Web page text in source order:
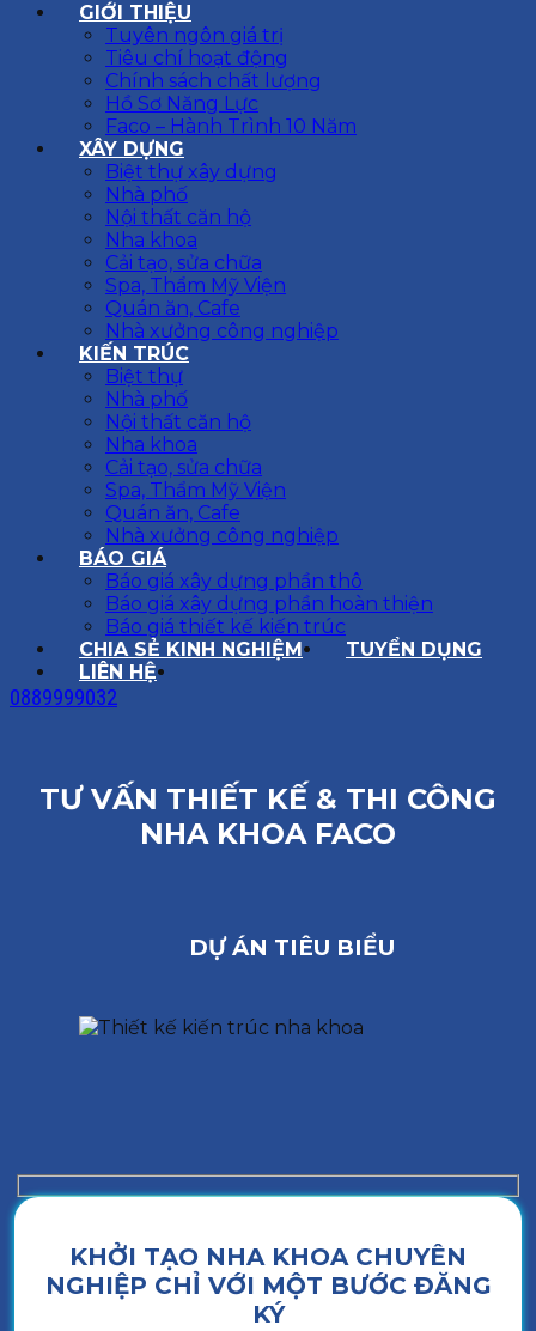
GIỚI THIỆU
Tuyên ngôn giá trị
Tiêu chí hoạt động
Chính sách chất lượng
Hồ Sơ Năng Lực
Faco – Hành Trình 10 Năm
XÂY DỰNG
Biệt thự xây dựng
Nhà phố
Nội thất căn hộ
Nha khoa
Cải tạo, sửa chữa
Spa, Thẩm Mỹ Viện
Quán ăn, Cafe
Nhà xưởng công nghiệp
KIẾN TRÚC
Biệt thự
Nhà phố
Nội thất căn hộ
Nha khoa
Cải tạo, sửa chữa
Spa, Thẩm Mỹ Viện
Quán ăn, Cafe
Nhà xưởng công nghiệp
BÁO GIÁ
Báo giá xây dựng phần thô
Báo giá xây dựng phần hoàn thiện
Báo giá thiết kế kiến trúc
CHIA SẺ KINH NGHIỆM
TUYỂN DỤNG
LIÊN HỆ
0889999032
TƯ VẤN THIẾT KẾ & THI CÔNG
NHA KHOA FACO
DỰ ÁN TIÊU BIỂU
KHỞI TẠO NHA KHOA CHUYÊN
NGHIỆP CHỈ VỚI MỘT BƯỚC ĐĂNG
KÝ